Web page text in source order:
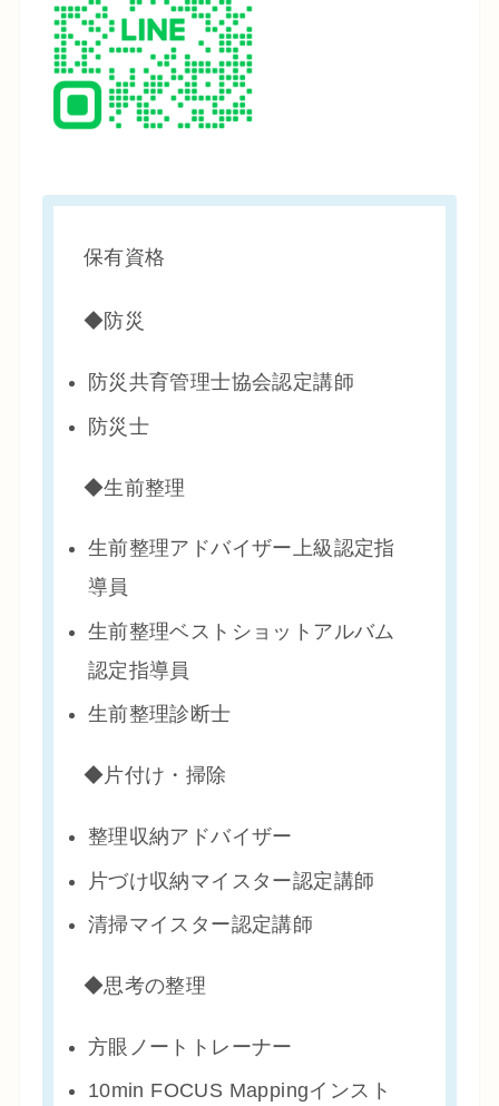
保有資格
◆防災
防災共育管理士協会認定講師
防災士
◆生前整理
生前整理アドバイザー上級認定指
導員
生前整理ベストショットアルバム
認定指導員
生前整理診断士
◆片付け・掃除
整理収納アドバイザー
片づけ収納マイスター認定講師
清掃マイスター認定講師
◆思考の整理
方眼ノートトレーナー
10min FOCUS Mappingインスト